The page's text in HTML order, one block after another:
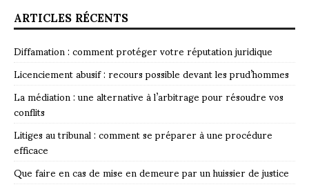
ARTICLES RÉCENTS
Diffamation : comment protéger votre réputation juridique
Licenciement abusif : recours possible devant les prud’hommes
La médiation : une alternative à l’arbitrage pour résoudre vos
conflits
Litiges au tribunal : comment se préparer à une procédure
efficace
Que faire en cas de mise en demeure par un huissier de justice